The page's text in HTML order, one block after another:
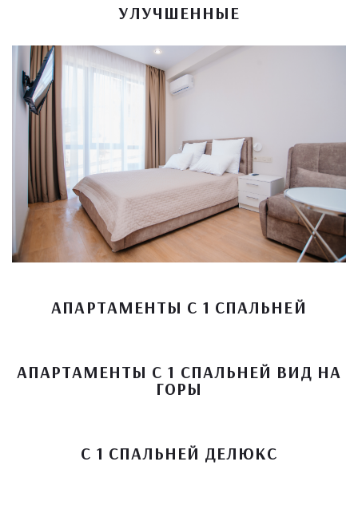
УЛУЧШЕННЫЕ
АПАРТАМЕНТЫ С 1 СПАЛЬНЕЙ
АПАРТАМЕНТЫ С 1 СПАЛЬНЕЙ ВИД НА
ГОРЫ
С 1 СПАЛЬНЕЙ ДЕЛЮКС